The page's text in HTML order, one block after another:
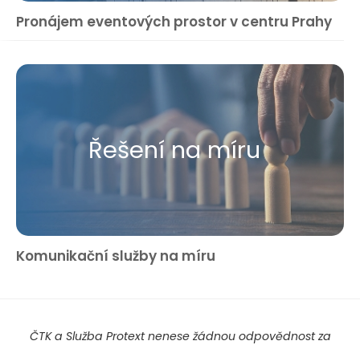
Pronájem eventových prostor v centru Prahy
Řešení na míru
Komunikační služby na míru
ČTK a Služba Protext nenese žádnou odpovědnost za